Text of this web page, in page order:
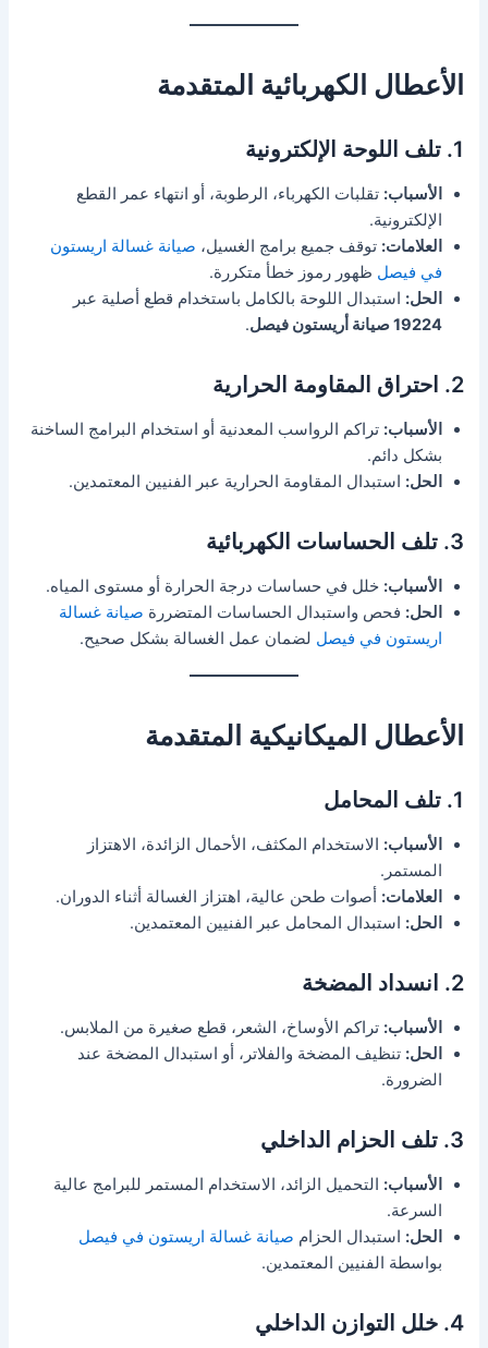
الأعطال الكهربائية المتقدمة
1. تلف اللوحة الإلكترونية
الأسباب: تقلبات الكهرباء، الرطوبة، أو انتهاء عمر القطع
الإلكترونية.
العلامات: توقف جميع برامج الغسيل، صيانة غسالة اريستون
في فيصل ظهور رموز خطأ متكررة.
الحل: استبدال اللوحة بالكامل باستخدام قطع أصلية عبر
19224 صيانة أريستون فيصل
.
2. احتراق المقاومة الحرارية
الأسباب: تراكم الرواسب المعدنية أو استخدام البرامج الساخنة
بشكل دائم.
الحل: استبدال المقاومة الحرارية عبر الفنيين المعتمدين.
3. تلف الحساسات الكهربائية
الأسباب: خلل في حساسات درجة الحرارة أو مستوى المياه.
الحل: فحص واستبدال الحساسات المتضررة صيانة غسالة
اريستون في فيصل لضمان عمل الغسالة بشكل صحيح.
الأعطال الميكانيكية المتقدمة
1. تلف المحامل
الأسباب: الاستخدام المكثف، الأحمال الزائدة، الاهتزاز
المستمر.
العلامات: أصوات طحن عالية، اهتزاز الغسالة أثناء الدوران.
الحل: استبدال المحامل عبر الفنيين المعتمدين.
2. انسداد المضخة
الأسباب: تراكم الأوساخ، الشعر، قطع صغيرة من الملابس.
الحل: تنظيف المضخة والفلاتر، أو استبدال المضخة عند
الضرورة.
3. تلف الحزام الداخلي
الأسباب: التحميل الزائد، الاستخدام المستمر للبرامج عالية
السرعة.
الحل: استبدال الحزام صيانة غسالة اريستون في فيصل
بواسطة الفنيين المعتمدين.
4. خلل التوازن الداخلي